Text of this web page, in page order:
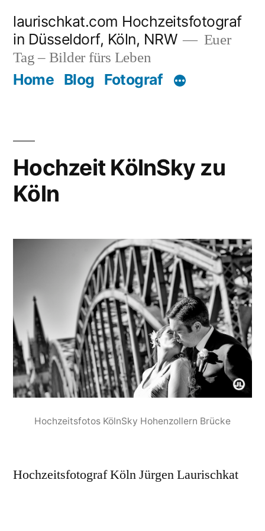
Inhalt
springen
laurischkat.com Hochzeitsfotograf
in Düsseldorf, Köln, NRW
Euer
Tag – Bilder fürs Leben
Home Blog Fotograf
Hochzeit KölnSky zu
Köln
Hochzeitsfotos KölnSky Hohenzollern Brücke
Hochzeitsfotograf Köln Jürgen Laurischkat